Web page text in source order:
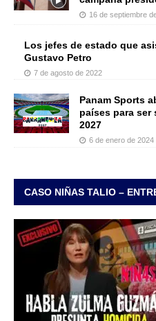
16 de septiembre
Los jefes de estado que
Gustavo Petro
7 de agosto de 2022
Panam Sports
países para ser
2027
6 de enero de 2024
CASO NIÑAS TALIO –